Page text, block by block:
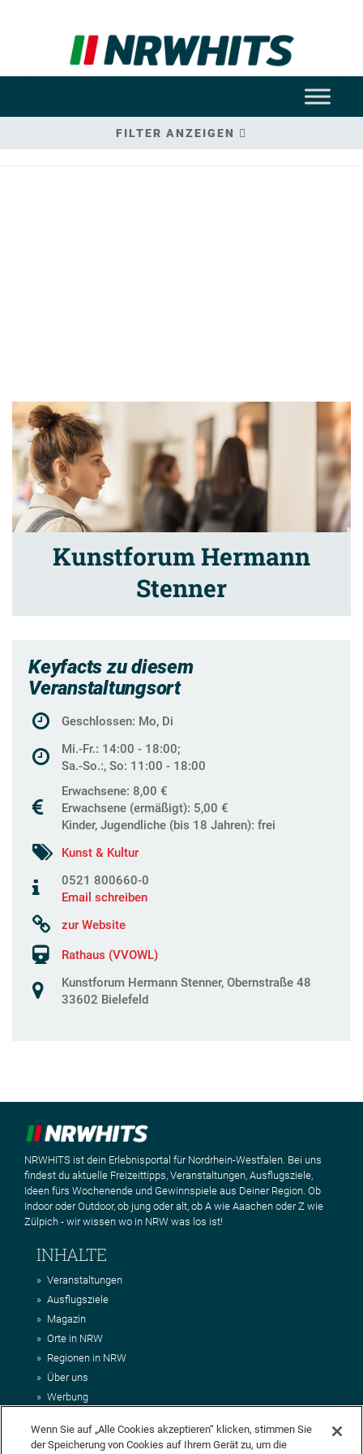
FILTER ANZEIGEN
Kunstforum Hermann
Stenner
Keyfacts zu diesem
Veranstaltungsort
Geschlossen: Mo, Di
Mi.-Fr.: 14:00 - 18:00;
Sa.-So.:, So: 11:00 - 18:00
Erwachsene: 8,00 €
Erwachsene (ermäßigt): 5,00 €
Kinder, Jugendliche (bis 18 Jahren): frei
Kunst & Kultur
0521 800660-0
Email schreiben
zur Website
Rathaus (VVOWL)
Kunstforum Hermann Stenner, Obernstraße 48
33602 Bielefeld
NRWHITS ist dein Erlebnisportal für Nordrhein-Westfalen. Bei uns
findest du aktuelle Freizeittipps, Veranstaltungen, Ausflugsziele,
Ideen fürs Wochenende und Gewinnspiele aus Deiner Region. Ob
Indoor oder Outdoor, ob jung oder alt, ob A wie Aaachen oder Z wie
Zülpich - wir wissen wo in NRW was los ist!
INHALTE
Veranstaltungen
Ausflugsziele
Magazin
Orte in NRW
Regionen in NRW
Über uns
Werbung
Impressum
Wenn Sie auf „Alle Cookies akzeptieren“ klicken, stimmen Sie
der Speicherung von Cookies auf Ihrem Gerät zu, um die